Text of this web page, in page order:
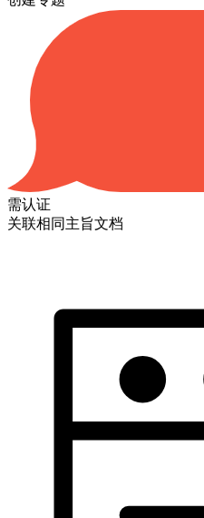
需认证
关联相同主旨文档